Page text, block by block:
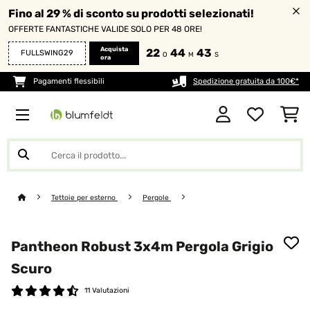
Fino al 29 % di sconto su prodotti selezionati!
OFFERTE FANTASTICHE VALIDE SOLO PER 48 ORE!
FULLSWING29
Acquista
ora
22 O 44 M 43 S
Pagamenti flessibili Spedizione gratuita da 100€*
Tettoie per esterno Pergole
Pantheon Robust 3x4m Pergola Grigio
Scuro
11 Valutazioni